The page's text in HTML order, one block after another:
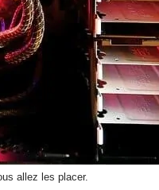
allez les placer.